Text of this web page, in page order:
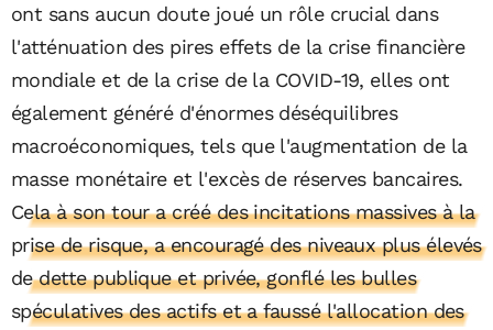
ont sans aucun doute joué un rôle crucial dans
l'atténuation des pires effets de la crise financière
mondiale et de la crise de la COVID-19, elles ont
également généré d'énormes déséquilibres
macroéconomiques, tels que l'augmentation de la
masse monétaire et l'excès de réserves bancaires.
Cela à son tour a créé des incitations massives à la
prise de risque, a encouragé des niveaux plus élevés
de dette publique et privée, gonflé les bulles
spéculatives des actifs et a faussé l'allocation des